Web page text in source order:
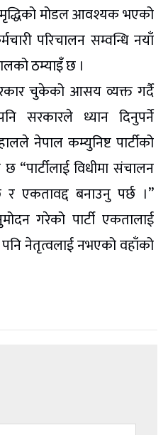
मोडल आवश्यक भएको
परिचालन सम्वन्धि नयाँ
ठम्याइँ छ ।
सरकार चुकेको आसय व्यक्त गर्दै
सरकारले ध्यान दिनुपर्ने
नेपाल कम्युनिष्ट पार्टीको
“पार्टीलाई विधीमा संचालन
र एकतावद्द बनाउनु पर्छ ।”
गरेको पार्टी एकतालाई
नेतृत्वलाई नभएको वहाँको